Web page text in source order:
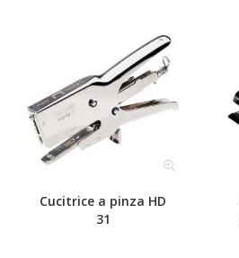
Cucitrice a pinza HD
31